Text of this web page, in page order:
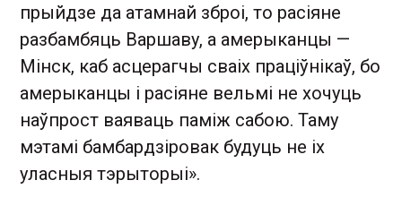
прыйдзе да атамнай зброі, то расіяне
разбамбяць Варшаву, а амерыканцы —
Мінск, каб асцерагчы сваіх праціўнікаў, бо
амерыканцы і расіяне вельмі не хочуць
наўпрост ваяваць паміж сабою. Таму
мэтамі бамбардзіровак будуць не іх
уласныя тэрыторыі».